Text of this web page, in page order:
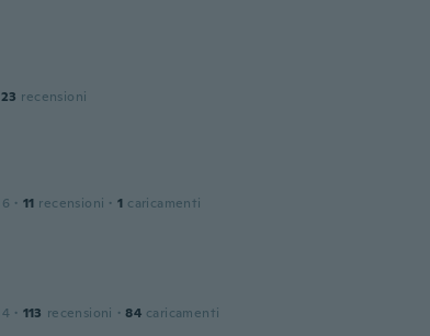
23 recensioni
· 11 recensioni · 1 caricamenti
· 113 recensioni · 84 caricamenti